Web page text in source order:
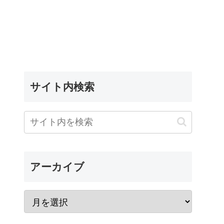
サイト内検索
アーカイブ